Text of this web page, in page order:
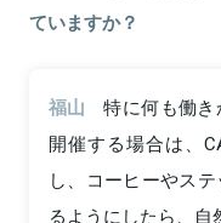
ていますか？
福山
特に何も働
開催する場合は、
し、コーヒーやス
るようにしたら、自